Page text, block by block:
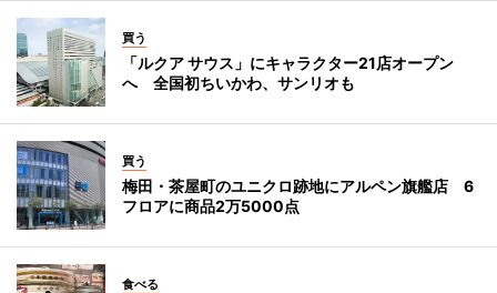
買う
「ルクア サウス」にキャラクター21店オープン
へ 全国初ちいかわ、サンリオも
買う
梅田・茶屋町のユニクロ跡地にアルペン旗艦店 6
フロアに商品2万5000点
食べる